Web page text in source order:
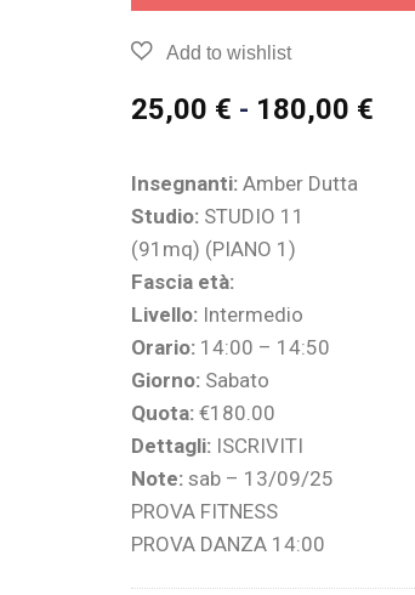
25,00 € - 180,00 €
Insegnanti:Amber Dutta
Studio:STUDIO 11
(91mq) (PIANO 1)
Fascia età:
Livello:Intermedio
Orario:14:00 – 14:50
Giorno:Sabato
Quota:€180.00
Dettagli:ISCRIVITI
Note:sab – 13/09/25
PROVA FITNESS
PROVA DANZA 14:00